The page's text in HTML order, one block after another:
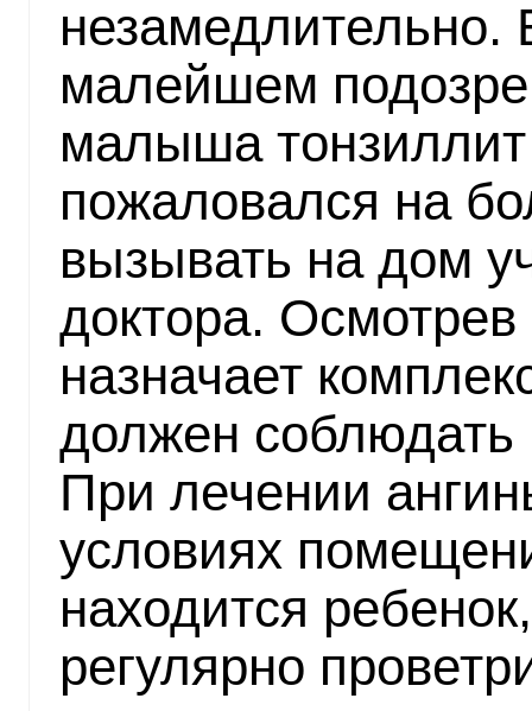
незамедлительно.
малейшем
малыша
пожаловался на
вызывать на дом
доктора. Осмотрев
назначает
должен
При лечении
условиях
находится
регулярно